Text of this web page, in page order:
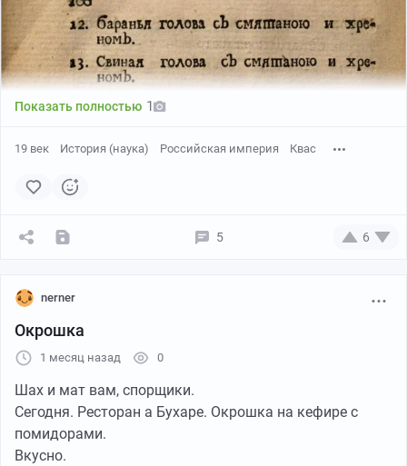
Показать полностью 1
19 век История (наука) Российская империя Квас
5 6
nerner
Окрошка
1 месяц назад 0
Шах и мат вам, спорщики.
Сегодня. Ресторан а Бухаре. Окрошка на кефире с
помидорами.
Вкусно.